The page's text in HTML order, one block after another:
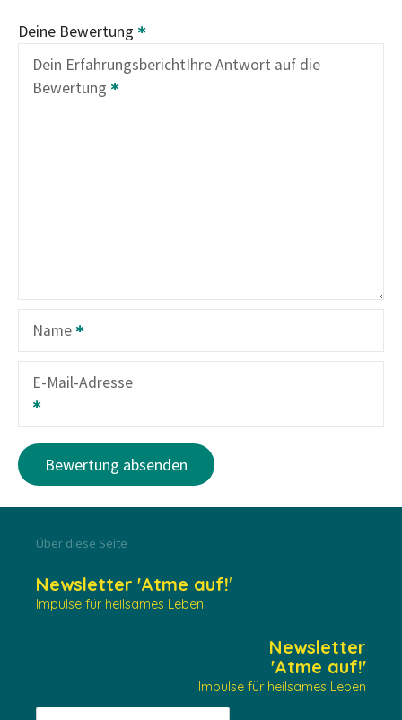
Deine Bewertung
Dein ErfahrungsberichtIhre Antwort auf die
Bewertung
Name
E-Mail-Adresse
Über diese Seite
Newsletter 'Atme auf!'
Impulse für heilsames Leben
Newsletter
'Atme auf!'
Impulse für heilsames Leben